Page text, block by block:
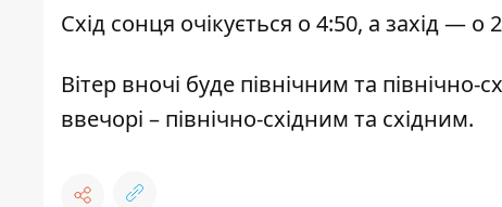
Схід сонця очікується о 4:50, а захід — о
Вітер вночі буде північним та північно-
ввечорі – північно-східним та східним.